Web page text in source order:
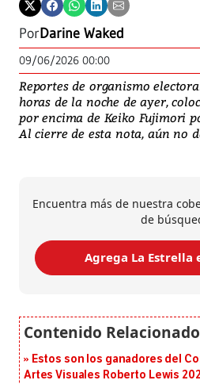
PorDarine Waked
09/06/2026 00:00
Reportes de organismo
horas de la noche de ayer,
por encima de Keiko Fujimori
Al cierre de esta nota, aún no
Encuentra más de nuestra
de
Agrega La Estrella
Estos son los ganadores del
Artes Visuales Roberto Lewis